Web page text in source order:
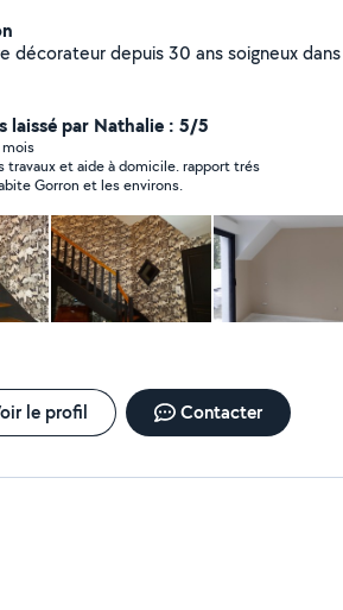
décorateur depuis 30 ans soigneux dans
laissé par Nathalie : 5/5
mois
travaux et aide à domicile. rapport trés
Gorron et les environs.
le profil Contacter